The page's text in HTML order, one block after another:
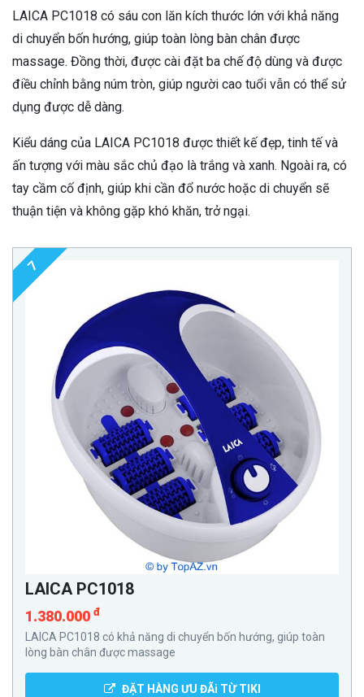
LAICA PC1018 có sáu con lăn kích thước lớn với khả năng
di chuyển bốn hướng, giúp toàn lòng bàn chân được
massage. Đồng thời, được cài đặt ba chế độ dùng và được
điều chỉnh bằng núm tròn, giúp người cao tuổi vẫn có thể sử
dụng được dễ dàng.
Kiểu dáng của LAICA PC1018 được thiết kế đẹp, tinh tế và
ấn tượng với màu sắc chủ đạo là trắng và xanh. Ngoài ra, có
tay cầm cố định, giúp khi cần đổ nước hoặc di chuyển sẽ
thuận tiện và không gặp khó khăn, trở ngại.
7
LAICA PC1018
1.380.000 đ
LAICA PC1018 có khả năng di chuyển bốn hướng, giúp toàn
lòng bàn chân được massage
ĐẶT HÀNG ƯU ĐÃi TỪ TIKI